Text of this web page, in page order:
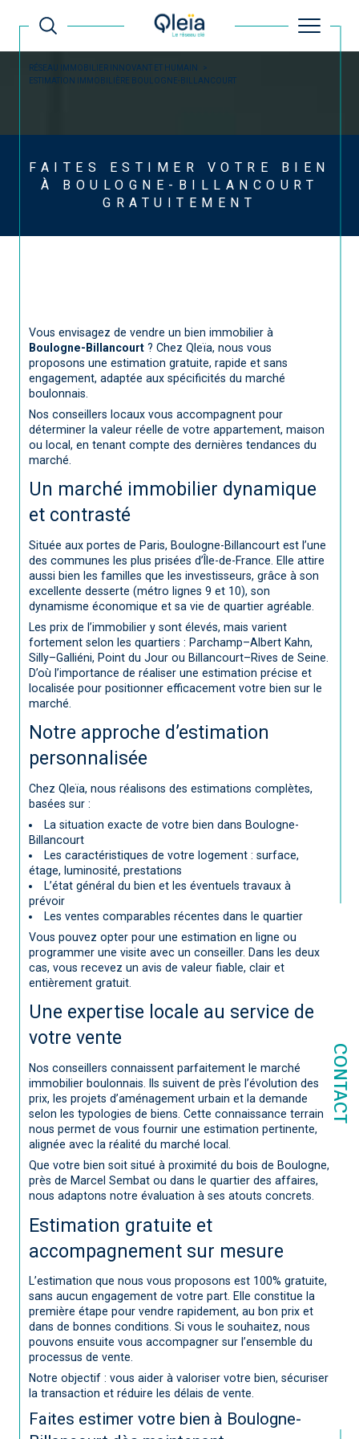
CONTACT
RÉSEAU IMMOBILIER INNOVANT ET HUMAIN
ESTIMATION IMMOBILIÈRE BOULOGNE-BILLANCOURT
FAITES ESTIMER VOTRE BIEN
À BOULOGNE-BILLANCOURT
GRATUITEMENT
Vous envisagez de vendre un bien immobilier à
Boulogne-Billancourt ? Chez Qleïa, nous vous
proposons une estimation gratuite, rapide et sans
engagement, adaptée aux spécificités du marché
boulonnais.
Nos conseillers locaux vous accompagnent pour
déterminer la valeur réelle de votre appartement, maison
ou local, en tenant compte des dernières tendances du
marché.
Un marché immobilier dynamique
et contrasté
Située aux portes de Paris, Boulogne-Billancourt est l’une
des communes les plus prisées d’Île-de-France. Elle attire
aussi bien les familles que les investisseurs, grâce à son
excellente desserte (métro lignes 9 et 10), son
dynamisme économique et sa vie de quartier agréable.
Les prix de l’immobilier y sont élevés, mais varient
fortement selon les quartiers : Parchamp–Albert Kahn,
Silly–Galliéni, Point du Jour ou Billancourt–Rives de Seine.
D’où l’importance de réaliser une estimation précise et
localisée pour positionner efficacement votre bien sur le
marché.
Notre approche d’estimation
personnalisée
Chez Qleïa, nous réalisons des estimations complètes,
basées sur :
La situation exacte de votre bien dans Boulogne-
Billancourt
Les caractéristiques de votre logement : surface,
étage, luminosité, prestations
L’état général du bien et les éventuels travaux à
prévoir
Les ventes comparables récentes dans le quartier
Vous pouvez opter pour une estimation en ligne ou
programmer une visite avec un conseiller. Dans les deux
cas, vous recevez un avis de valeur fiable, clair et
entièrement gratuit.
Une expertise locale au service de
votre vente
Nos conseillers connaissent parfaitement le marché
immobilier boulonnais. Ils suivent de près l’évolution des
prix, les projets d’aménagement urbain et la demande
selon les typologies de biens. Cette connaissance terrain
nous permet de vous fournir une estimation pertinente,
alignée avec la réalité du marché local.
Que votre bien soit situé à proximité du bois de Boulogne,
près de Marcel Sembat ou dans le quartier des affaires,
nous adaptons notre évaluation à ses atouts concrets.
Estimation gratuite et
accompagnement sur mesure
L’estimation que nous vous proposons est 100% gratuite,
sans aucun engagement de votre part. Elle constitue la
première étape pour vendre rapidement, au bon prix et
dans de bonnes conditions. Si vous le souhaitez, nous
pouvons ensuite vous accompagner sur l’ensemble du
processus de vente.
Notre objectif : vous aider à valoriser votre bien, sécuriser
la transaction et réduire les délais de vente.
Faites estimer votre bien à Boulogne-